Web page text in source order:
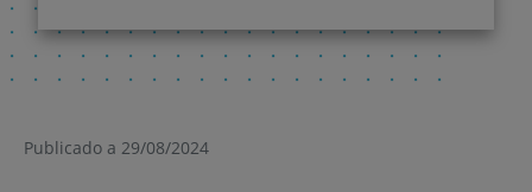
Publicado a 29/08/2024